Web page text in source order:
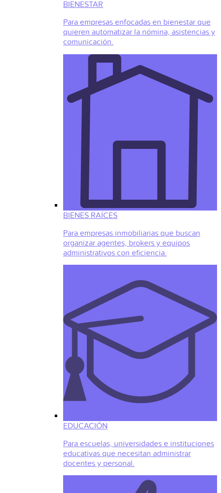
BIENESTAR
Para empresas enfocadas en bienestar que
quieren automatizar la nómina, asistencias y
comunicación.
BIENES RAÍCES
Para empresas inmobiliarias que buscan
organizar agentes, brokers y equipos
administrativos con eficiencia.
EDUCACIÓN
Para escuelas, universidades e instituciones
educativas que necesitan administrar
docentes y personal.